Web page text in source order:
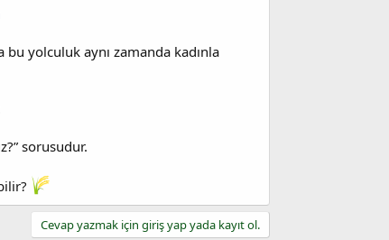
yolculuk aynı zamanda kadınla
sorusudur.
Cevap yazmak için giriş yap yada kayıt ol.